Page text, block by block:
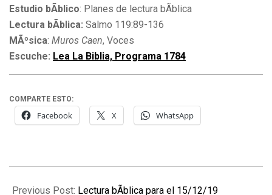
Estudio bÃ­blico: Planes de lectura bÃ­blica
Lectura bÃ­blica: Salmo 119:89-136
MÃºsica: Muros Caen, Voces
Escuche: Lea La Biblia, Programa 1784
COMPARTE ESTO:
Facebook X WhatsApp
12-
Previous Post: Lectura bÃ­blica para el 15/12/19